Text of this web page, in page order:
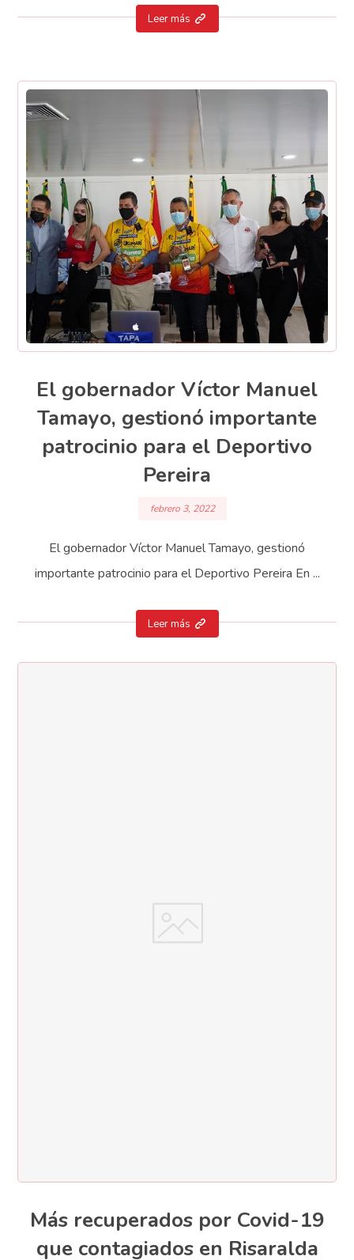
Leer más
El gobernador Víctor Manuel
Tamayo, gestionó importante
patrocinio para el Deportivo
Pereira
febrero 3, 2022
El gobernador Víctor Manuel Tamayo, gestionó
importante patrocinio para el Deportivo Pereira En ...
Leer más
Más recuperados por Covid-19
que contagiados en Risaralda